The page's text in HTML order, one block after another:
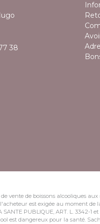
38
vente de boissons alcooliques
est exigée au moment de
SANTE PUBLIQUE, ART. L. 3342-1 et
est dangereux pour la santé.